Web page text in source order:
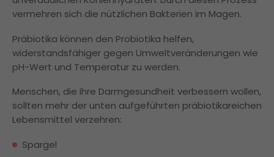
vermehren sich die nützlichen Bakterien im Magen.
Präbiotika können den Probiotika helfen,
widerstandsfähiger gegen Umweltveränderungen wie
pH-Wert und Temperatur zu werden.
Menschen, die ihre Darmgesundheit verbessern wollen,
sollten mehr der unten aufgeführten präbiotikareichen
Lebensmittel verzehren:
Spargel